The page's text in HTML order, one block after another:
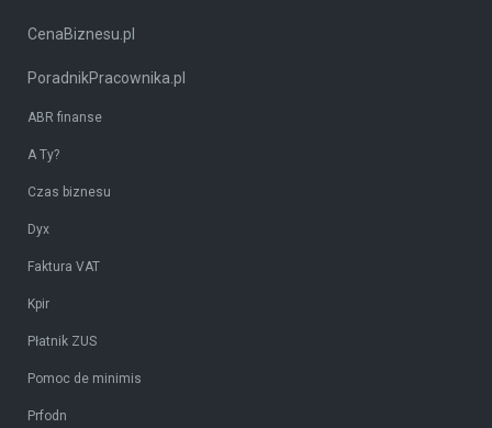
CenaBiznesu.pl
PoradnikPracownika.pl
ABR finanse
A Ty?
Czas biznesu
Dyx
Faktura VAT
Kpir
Płatnik ZUS
Pomoc de minimis
Prfodn